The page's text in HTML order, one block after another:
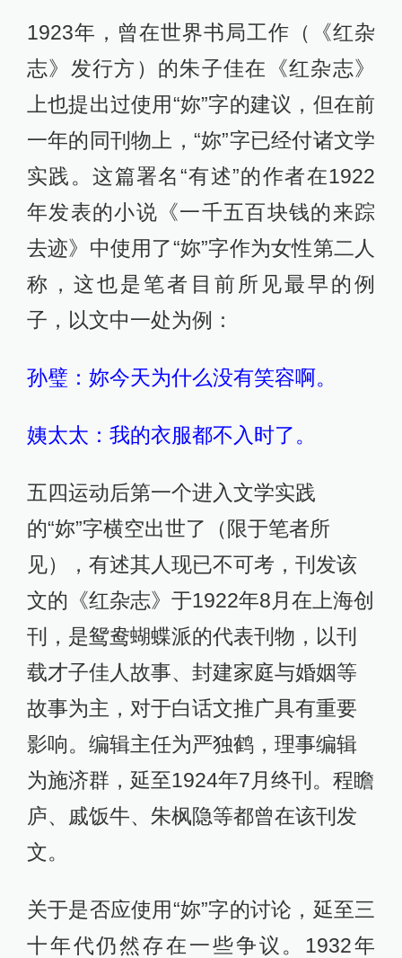
1923年，曾在世界书局工作（《红杂
志》发行方）的朱子佳在《红杂志》
上也提出过使用“妳”字的建议，但在前
一年的同刊物上，“妳”字已经付诸文学
实践。这篇署名“有述”的作者在1922
年发表的小说《一千五百块钱的来踪
去迹》中使用了“妳”字作为女性第二人
称，这也是笔者目前所见最早的例
子，以文中一处为例：
孙璧：妳今天为什么没有笑容啊。
姨太太：我的衣服都不入时了。
五四运动后第一个进入文学实践
的“妳”字横空出世了（限于笔者所
见），有述其人现已不可考，刊发该
文的《红杂志》于1922年8月在上海创
刊，是鸳鸯蝴蝶派的代表刊物，以刊
载才子佳人故事、封建家庭与婚姻等
故事为主，对于白话文推广具有重要
影响。编辑主任为严独鹤，理事编辑
为施济群，延至1924年7月终刊。程瞻
庐、戚饭牛、朱枫隐等都曾在该刊发
文。
关于是否应使用“妳”字的讨论，延至三
十年代仍然存在一些争议。1932年